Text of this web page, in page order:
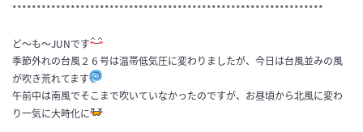
****************************************************************
ど〜も〜JUNです
季節外れの台風２６号は温帯低気圧に変わりましたが、今日は台風並みの風
が吹き荒れてます
午前中は南風でそこまで吹いていなかったのですが、お昼頃から北風に変わ
り一気に大時化に